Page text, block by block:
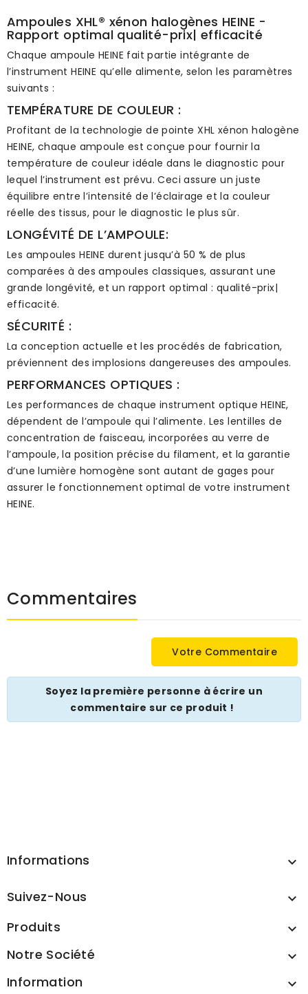
Ampoules XHL® xénon halogènes HEINE -
Rapport optimal qualité-prix| efficacité
Chaque ampoule HEINE fait partie intégrante de
l’instrument HEINE qu’elle alimente, selon les paramètres
suivants :
TEMPÉRATURE DE COULEUR :
Profitant de la technologie de pointe XHL xénon halogène
HEINE, chaque ampoule est conçue pour fournir la
température de couleur idéale dans le diagnostic pour
lequel l’instrument est prévu. Ceci assure un juste
équilibre entre l’intensité de l’éclairage et la couleur
réelle des tissus, pour le diagnostic le plus sûr.
LONGÉVITÉ DE L’AMPOULE:
Les ampoules HEINE durent jusqu’à 50 % de plus
comparées à des ampoules classiques, assurant une
grande longévité, et un rapport optimal : qualité-prix|
efficacité.
SÉCURITÉ :
La conception actuelle et les procédés de fabrication,
préviennent des implosions dangereuses des ampoules.
PERFORMANCES OPTIQUES :
Les performances de chaque instrument optique HEINE,
dépendent de l’ampoule qui l’alimente. Les lentilles de
concentration de faisceau, incorporées au verre de
l’ampoule, la position précise du filament, et la garantie
d’une lumière homogène sont autant de gages pour
assurer le fonctionnement optimal de votre instrument
HEINE.
Commentaires
Votre Commentaire
Soyez la première personne à écrire un
commentaire sur ce produit !
Informations 
Suivez-Nous 
Produits 
Notre Société 
Information 